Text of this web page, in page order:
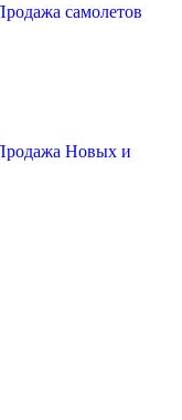
самолетов
Новых и